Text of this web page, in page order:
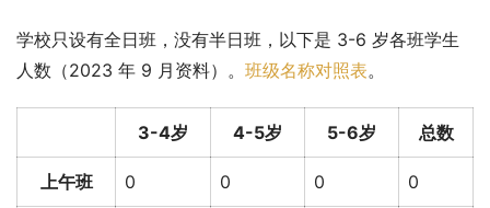
学校只设有全日班，没有半日班，以下是 3-6 岁各班学生
人数（2023 年 9 月资料）。 班级名称对照表。
3-4岁 4-5岁 5-6岁 总数
上午班 0 0 0 0